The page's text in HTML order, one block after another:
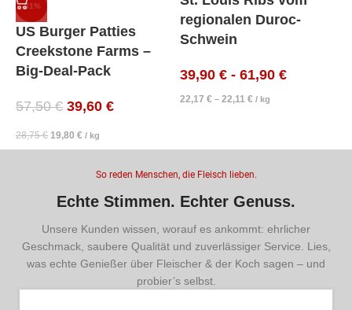
-31%
US Burger Patties
Creekstone Farms –
Big-Deal-Pack
57,50€ 39,60 €
28,75€ 19,80 € / kg
regionalen Duroc-
Schwein
39,90 €- 61,90 €
22,17 €– 22,11 €/ kg
So reden Menschen, die Fleisch lieben.
Echte Stimmen. Echter Genuss.
Unsere Kunden wissen, worauf es ankommt: ehrlicher
Geschmack, saubere Qualität und zuverlässiger Service. Lies,
was echte Genießer über Fleischer & der Koch sagen – und
probier’s selbst.